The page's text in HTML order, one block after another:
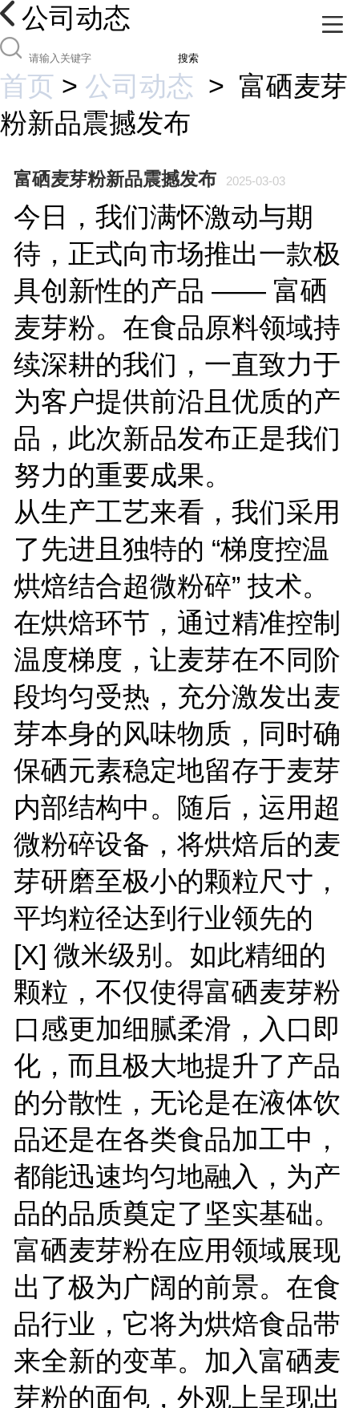
公司动态
搜索
首页 > 公司动态 > 富硒麦芽
粉新品震撼发布
富硒麦芽粉新品震撼发布 2025-03-03
今日，我们满怀激动与期
待，正式向市场推出一款极
具创新性的产品 —— 富硒
麦芽粉。在食品原料领域持
续深耕的我们，一直致力于
为客户提供前沿且优质的产
品，此次新品发布正是我们
努力的重要成果。
从生产工艺来看，我们采用
了先进且独特的 “梯度控温
烘焙结合超微粉碎” 技术。
在烘焙环节，通过精准控制
温度梯度，让麦芽在不同阶
段均匀受热，充分激发出麦
芽本身的风味物质，同时确
保硒元素稳定地留存于麦芽
内部结构中。随后，运用超
微粉碎设备，将烘焙后的麦
芽研磨至极小的颗粒尺寸，
平均粒径达到行业领先的
[X] 微米级别。如此精细的
颗粒，不仅使得富硒麦芽粉
口感更加细腻柔滑，入口即
化，而且极大地提升了产品
的分散性，无论是在液体饮
品还是在各类食品加工中，
都能迅速均匀地融入，为产
品的品质奠定了坚实基础。
富硒麦芽粉在应用领域展现
出了极为广阔的前景。在食
品行业，它将为烘焙食品带
来全新的变革。加入富硒麦
芽粉的面包，外观上呈现出